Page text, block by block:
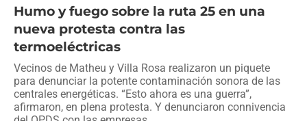
Humo y fuego sobre la ruta 25 en una
nueva protesta contra las
termoeléctricas
Vecinos de Matheu y Villa Rosa realizaron un piquete
para denunciar la potente contaminación sonora de las
centrales energéticas. “Esto ahora es una guerra”,
afirmaron, en plena protesta. Y denunciaron connivencia